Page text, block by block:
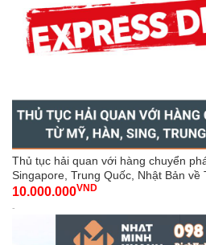
Thủ tục hải quan với hàng chuyển
Singapore, Trung Quốc, Nhật Bản về
10.000.000VND
-